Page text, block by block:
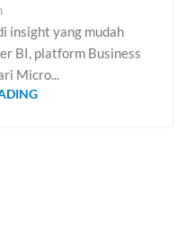
insight yang mudah
BI, platform Business
Micro...